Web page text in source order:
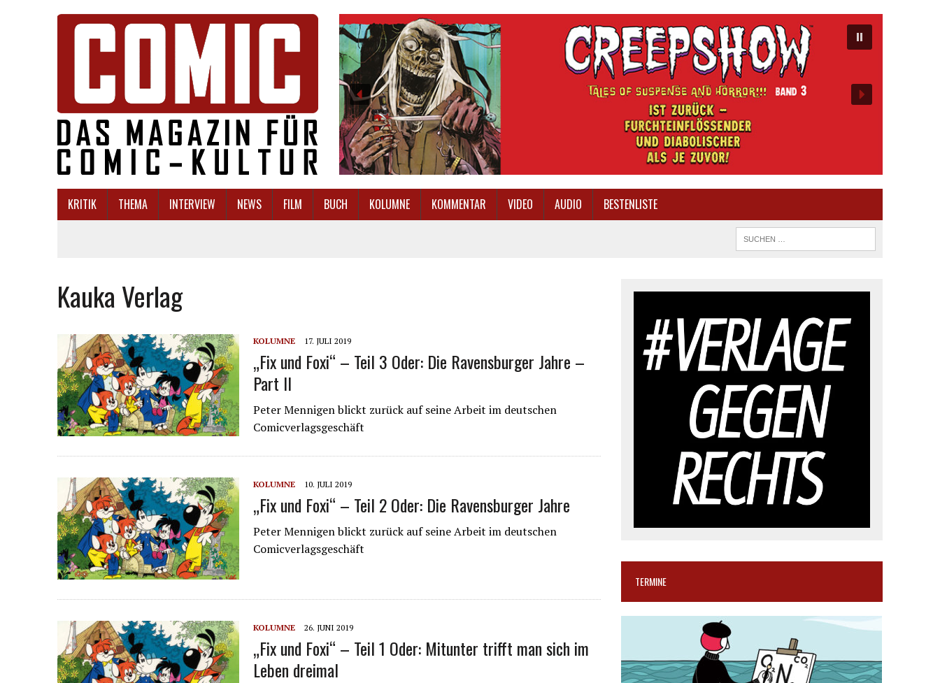
KRITIK THEMA INTERVIEW NEWS FILM BUCH KOLUMNE KOMMENTAR VIDEO AUDIO BESTENLISTE
Kauka Verlag
KOLUMNE 17. JULI 2019
„Fix und Foxi“ – Teil 3 Oder: Die Ravensburger Jahre –
Part II
Peter Mennigen blickt zurück auf seine Arbeit im deutschen
Comicverlagsgeschäft
KOLUMNE 10. JULI 2019
„Fix und Foxi“ – Teil 2 Oder: Die Ravensburger Jahre
Peter Mennigen blickt zurück auf seine Arbeit im deutschen
Comicverlagsgeschäft
KOLUMNE 26. JUNI 2019
„Fix und Foxi“ – Teil 1 Oder: Mitunter trifft man sich im
Leben dreimal
TERMINE